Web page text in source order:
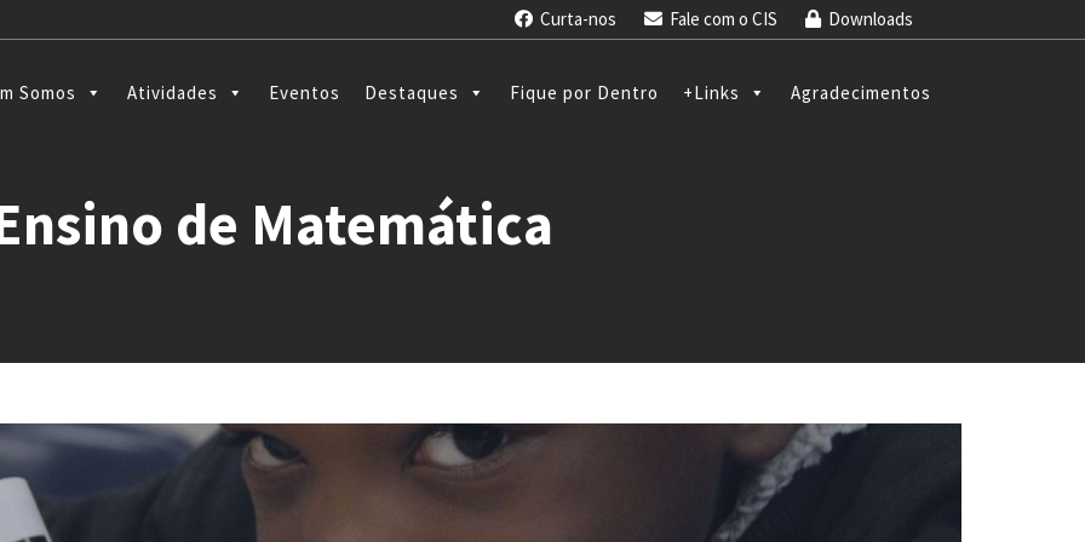
Curta-nos Fale com o CIS Downloads
Somos Atividades Eventos Destaques Fique por Dentro +Links Agradecimentos
de Matemática